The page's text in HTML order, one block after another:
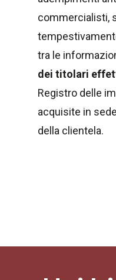
commercialisti,
tra le
dei titolari
Registro delle
acquisite in
della clientela.